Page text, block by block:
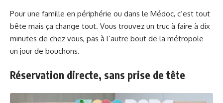
Pour une famille en périphérie ou dans le Médoc, c’est tout
bête mais ça change tout. Vous trouvez un truc à faire à dix
minutes de chez vous, pas à l’autre bout de la métropole
un jour de bouchons.
Réservation directe, sans prise de tête